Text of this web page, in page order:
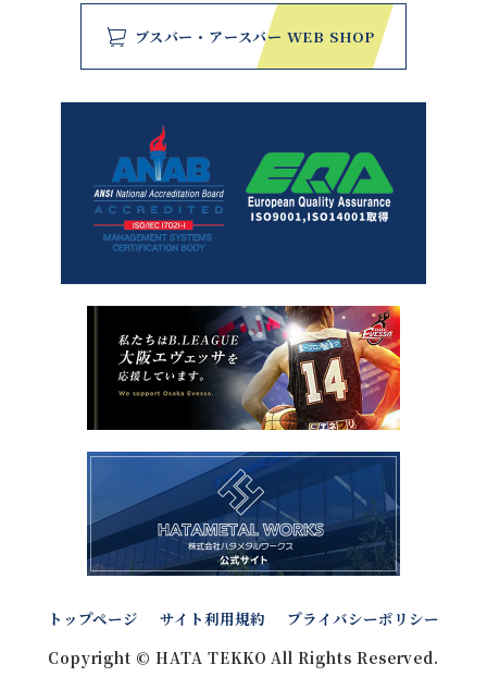
ブスバー・アースバー WEB SHOP
トップページ サイト利用規約
プライバシーポリシー
Copyright © HATA TEKKO All Rights Reserved.